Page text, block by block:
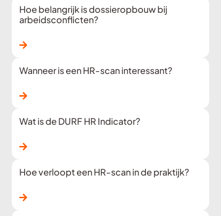
Hoe belangrijk is dossieropbouw bij
arbeidsconflicten?
Lees verder
Wanneer is een HR-scan interessant?
Lees verder
Wat is de DURF HR Indicator?
Lees verder
Hoe verloopt een HR-scan in de praktijk?
Lees verder